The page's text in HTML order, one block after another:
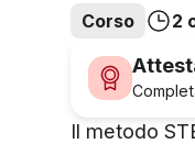
Corso 2
Il metodo